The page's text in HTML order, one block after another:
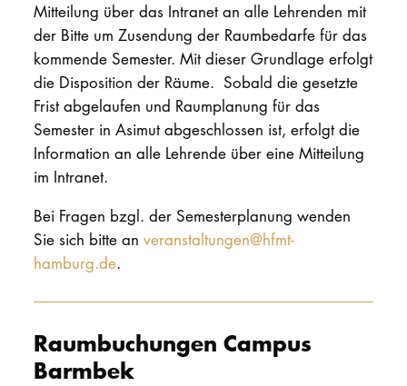
Mitteilung über das Intranet an alle Lehrenden mit
der Bitte um Zusendung der Raumbedarfe für das
kommende Semester. Mit dieser Grundlage erfolgt
die Disposition der Räume. Sobald die gesetzte
Frist abgelaufen und Raumplanung für das
Semester in Asimut abgeschlossen ist, erfolgt die
Information an alle Lehrende über eine Mitteilung
im Intranet.
Bei Fragen bzgl. der Semesterplanung wenden
Sie sich bitte an veranstaltungen@hfmt-
hamburg.de.
Raumbuchungen Campus
Barmbek